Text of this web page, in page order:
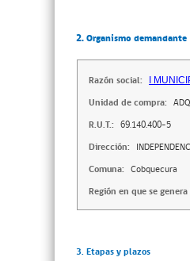
2. Organismo demandante
Razón social: I
Unidad de compra:
R.U.T.: 69.140.400-5
Dirección:
Comuna: Cobquecura
Región en que se
3. Etapas y plazos